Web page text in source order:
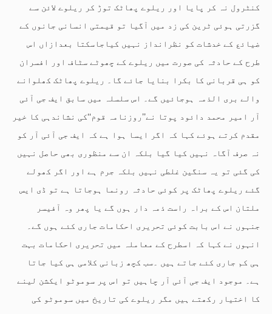
کنٹرول نہ کر پایا اور ریلوے پھاٹک توڑ کر ریلوے لائن سے
گزرتی ہوئی ٹرین کی زد میں آگیا تو قیمتی انسانی جانوں کے
ضیائع کے خدشات کو نظرانداز نہیں کیاجاسکتا بعدازاں اس
طرح کے حادثہ کی صورت میں ریلوے کے چھوٹے سٹاف اور افسران
کو ہی قربانی کا بکرا بنایا جائے گا۔ ریلوے پھاٹک کھلوانے
والے بری الذمہ ہوجائیں گے۔ اس سلسلہ میں سابق ایف جی آئی
آر امیر محمد دائود پوتا نے’’روزنامہ قوم‘‘کی نشاندہی کا خیر
مقدم کرتے ہوئے کہا کہ اگر ایسا ہوا ہے کہ ایف جی آئی آر کو
نہ صرف آگاہ نہیں کیا گیا بلکہ ان سے منظوری بھی حاصل نہیں
کی گئی تو یہ سنگین غلطی نہیں بلکہ جرم ہے اور اگر کھولے
گئے ریلوے پھاٹک پر کوئی حادثہ رونما ہوجاتا ہے تو ڈی ایس
ملتان اس کے براہ راست ذمہ دار ہوں گے یا پھر وہ آفیسر
جنہوں نے اس بابت کوئی تحریری احکامات جاری کئے ہوں گے۔
انہوں نے کہا کہ اسطرح کے معاملہ میں تحریری احکامات بہت
ہی کم جاری کئے جاتے ہیں ۔سب کچھ زبانی کلامی ہی کیا جاتا
ہے۔ موجود ایف جی آئی آر چاہیں تو اس پر سوموٹو ایکشن لینے
کا اختیار رکھتے ہیں مگر ریلوے کی تاریخ میں سوموٹو کی